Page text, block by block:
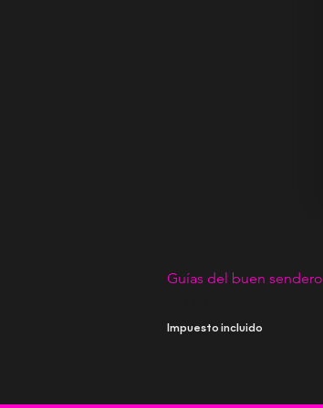
Guías del buen sendero
Impuesto incluido